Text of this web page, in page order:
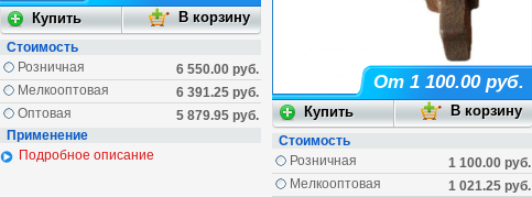
Стоимость
6 550.00 руб.
Розничная
6 391.25 руб.
Мелкооптовая
5 879.95 руб.
Оптовая
Применение
Подробное описание
От 1 100.00 руб.
Стоимость
1 100.00 руб.
Розничная
1 021.25 руб.
Мелкооптовая